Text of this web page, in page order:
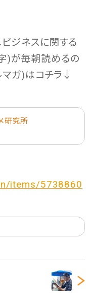
ジネスに関する
)が毎朝読めるの
マガ)はコチラ↓
研究所
items/5738860